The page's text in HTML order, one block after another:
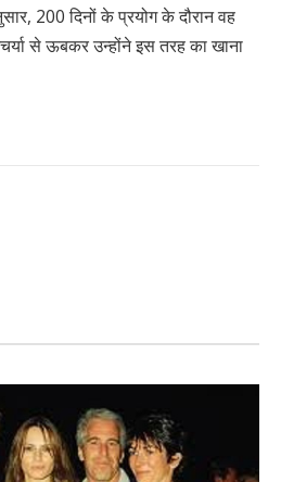
200 दिनों के प्रयोग के दौरान वह
से ऊबकर उन्होंने इस तरह का खाना